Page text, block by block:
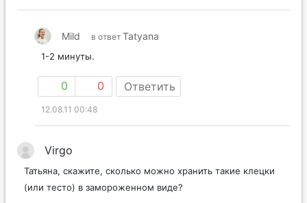
Mild в ответ Tatyana
1-2 минуты.
0 0 Ответить
12.08.11 00:48
Virgo
Татьяна, скажите, сколько можно хранить такие клецки
(или тесто) в замороженном виде?